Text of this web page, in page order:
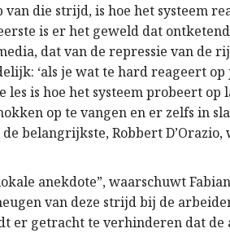
van die strijd, is hoe het systeem
is er het geweld dat
dat van de repressie van de
‘als je wat te hard reageert
les is hoe het systeem probeert
op te vangen en er zelfs in
belangrijkste, Robbert
anekdote”, waarschuwt
van deze strijd bij de
er getracht te verhinderen dat de